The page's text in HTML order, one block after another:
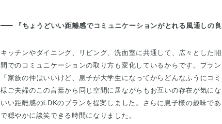
『ちょうどいい距離感でコミュニケーションがとれる風通しの良
キッチンやダイニング、リビング、洗面室に共通して、広々とした
間でのコミュニケーションの取り方も変化しているからです。プラ
「家族の仲はいいけど、息子が大学生になってからどんなふうに
様ご夫婦のこの言葉から同じ空間に居ながらもお互いの存在が気に
いい距離感のLDKのプランを提案しました。さらに息子様の趣味で
で穏やかに談笑できる時間になりました。